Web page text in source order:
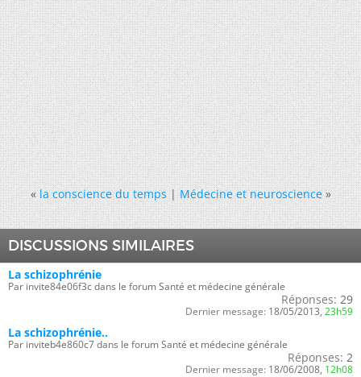
« la conscience du temps|Médecine et neuroscience »
DISCUSSIONS SIMILAIRES
La schizophrénie
Par invite84e06f3c dans le forum Santé et médecine générale
Réponses: 29
Dernier message: 18/05/2013, 23h59
La schizophrénie..
Par inviteb4e860c7 dans le forum Santé et médecine générale
Réponses: 2
Dernier message: 18/06/2008, 12h08